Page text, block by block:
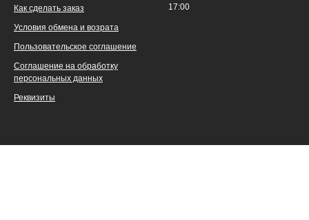
Как сделать заказ
Условия обмена и возрата
Пользовательское соглашение
Соглашение на обработку
персональных данных
Реквизиты
17:00